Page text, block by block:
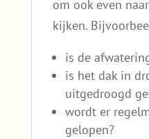
om ook even
kijken.
is de
is het dak in
uitgedroogd
wordt er
gelopen?